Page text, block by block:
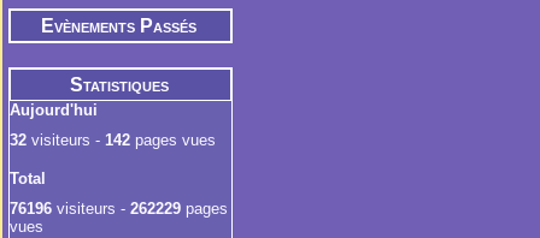
Evènements Passés
Statistiques
Aujourd'hui
32 visiteurs - 142 pages vues
Total
76196 visiteurs - 262229 pages
vues